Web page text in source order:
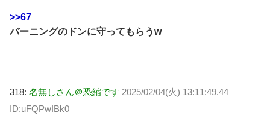
>>67
バーニングのドンに守ってもらうw
318: 名無しさん＠恐縮です 2025/02/04(火) 13:11:49.44
ID:uFQPwIBk0